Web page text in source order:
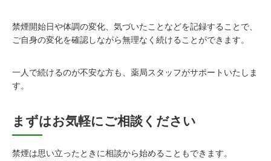
禁煙開始日や体調の変化、気づいたことなどを記録することで、
ご自身の変化を確認しながら無理なく続けることができます。
一人で続けるのが不安な方も、薬局スタッフがサポートいたしま
す。
まずはお気軽にご相談ください
禁煙は思い立ったときに相談から始めることもできます。